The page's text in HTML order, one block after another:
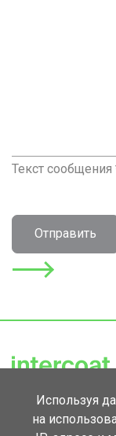
Текст сообщения
Отправить
143420, Московская
д. Михалково, корп.
Используя
на